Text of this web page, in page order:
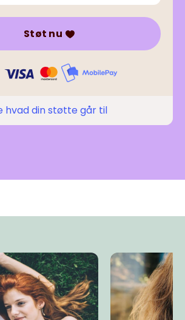
Støt nu
hvad din støtte går til